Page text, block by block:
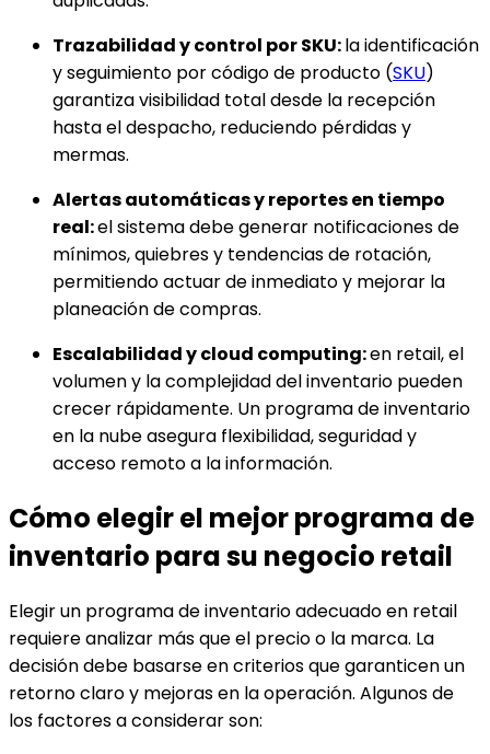
Trazabilidad y control por SKU:la identificación
y seguimiento por código de producto (SKU)
garantiza visibilidad total desde la recepción
hasta el despacho, reduciendo pérdidas y
mermas.
Alertas automáticas y reportes en tiempo
real:el sistema debe generar notificaciones de
mínimos, quiebres y tendencias de rotación,
permitiendo actuar de inmediato y mejorar la
planeación de compras.
Escalabilidad y cloud computing:en retail, el
volumen y la complejidad del inventario pueden
crecer rápidamente. Un programa de inventario
en la nube asegura flexibilidad, seguridad y
acceso remoto a la información.
Cómo elegir el mejor programa de
inventario para su negocio retail
Elegir un programa de inventario adecuado en retail
requiere analizar más que el precio o la marca. La
decisión debe basarse en criterios que garanticen un
retorno claro y mejoras en la operación. Algunos de
los factores a considerar son: